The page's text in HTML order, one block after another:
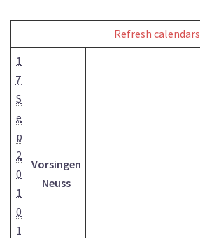
Refresh calendars
1
7
S
e
p
2
0
1
0
1
Vorsingen
Neuss